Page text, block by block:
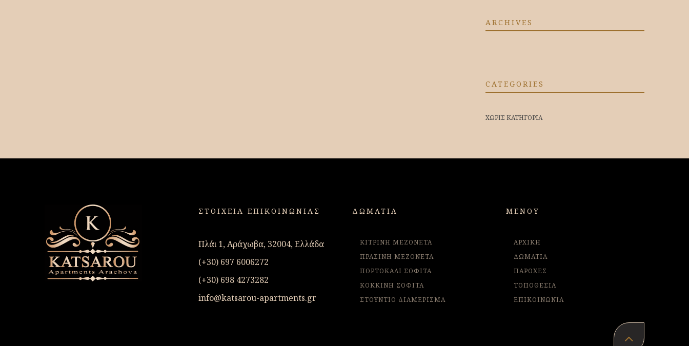
ARCHIVES
CATEGORIES
ΧΩΡΊΣ ΚΑΤΗΓΟΡΊΑ
ΣΤΟΙΧΕΙΑ ΕΠΙΚΟΙΝΩΝΙΑΣ
Πλάι 1, Αράχωβα, 32004, Ελλάδα
(+30) 697 6006272
(+30) 698 4273282
info@katsarou-apartments.gr
ΔΩΜΑΤΙΑ
ΚΙΤΡΙΝΗ ΜΕΖΟΝΕΤΑ
ΠΡΑΣΙΝΗ ΜΕΖΟΝΕΤΑ
ΠΟΡΤΟΚΑΛΙ ΣΟΦΙΤΑ
ΚΟΚΚΙΝΗ ΣΟΦΙΤΑ
ΣΤΟΥΝΤΙΟ ΔΙΑΜΕΡΙΣΜΑ
ΜΕΝΟΎ
ΑΡΧΙΚΗ
ΔΩΜΑΤΙΑ
ΠΑΡΟΧΕΣ
ΤΟΠΟΘΕΣΙΑ
ΕΠΙΚΟΙΝΩΝΙΑ